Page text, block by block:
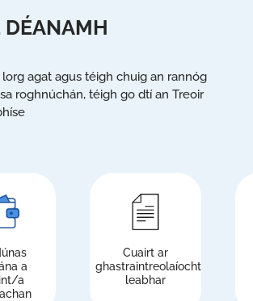
DÉANAMH
agat agus téigh chuig an rannóg
roghnúchán, téigh go dtí an Treoir
a
a
Cuairt ar
ghastraintreolaíocht
leabhar